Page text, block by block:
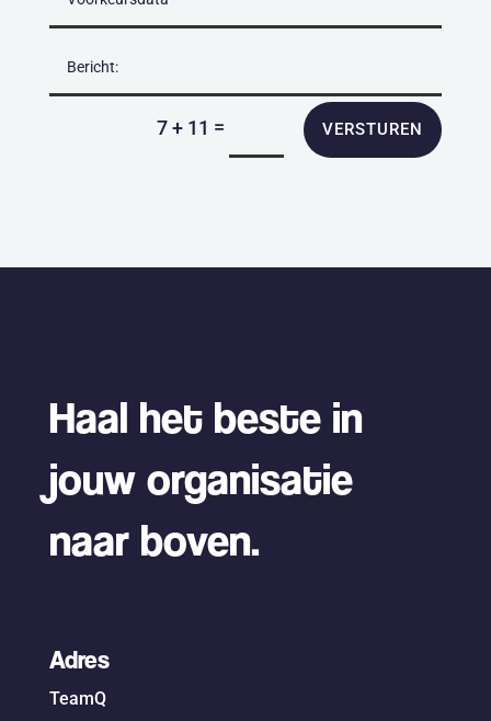
7 + 11 = VERSTUREN
Haal het beste in
jouw organisatie
naar boven.
Adres
TeamQ